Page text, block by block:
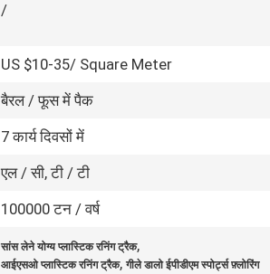
/
US $10-35/ Square Meter
बैरल / फूस में पैक
7 कार्य दिवसों में
एल / सी, टी / टी
100000 टन / वर्ष
सांस लेने योग्य प्लास्टिक रनिंग ट्रैक,
आईएसओ प्लास्टिक रनिंग ट्रैक,गीले डालो ईपीडीएम स्पोर्ट्स फ़्लोरिंग